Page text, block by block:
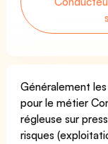
Généralement
pour le métier
régleuse sur
risques